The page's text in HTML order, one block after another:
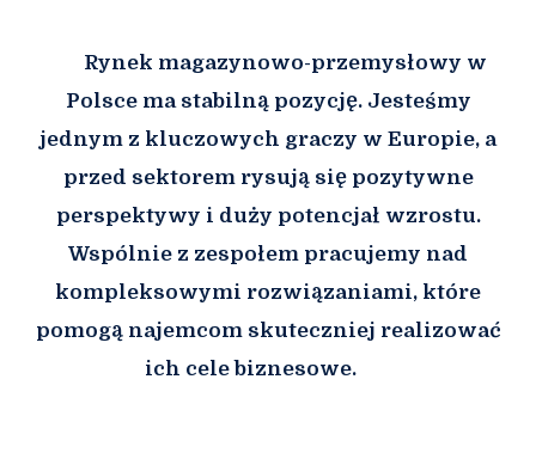
Rynek magazynowo-przemysłowy w
Polsce ma stabilną pozycję. Jesteśmy
jednym z kluczowych graczy w Europie, a
przed sektorem rysują się pozytywne
perspektywy i duży potencjał wzrostu.
Wspólnie z zespołem pracujemy nad
kompleksowymi rozwiązaniami, które
pomogą najemcom skuteczniej realizować
ich cele biznesowe.